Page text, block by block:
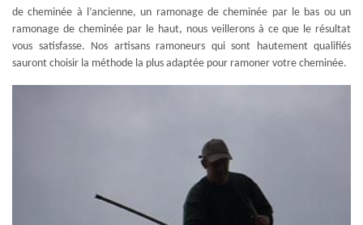
de cheminée à l’ancienne, un ramonage de cheminée par le bas ou un
ramonage de cheminée par le haut, nous veillerons à ce que le résultat
vous satisfasse. Nos artisans ramoneurs qui sont hautement qualifiés
sauront choisir la méthode la plus adaptée pour ramoner votre cheminée.